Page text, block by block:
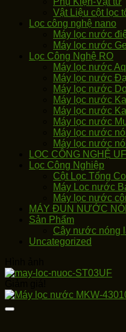
Vật Liệu cột lọc
Lọc công nghệ nano
Máy lọc nước
Máy lọc nước
Lọc Công Nghệ RO
Máy lọc nước
Máy lọc nước
Máy lọc nước
Máy lọc nước
Máy lọc nước
Máy lọc nước
Máy lọc nước
Máy lọc nước
LỌC CÔNG NGHỆ UF
Lọc Công Nghiệp
Cột Lọc Tổng
Máy Loc nước
Máy lọc nước
MÁY ĐUN NƯỚC
Sản Phẩm
Cây nước nóng
Uncategorized